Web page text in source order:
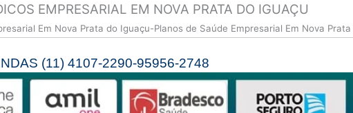
EMPRESARIAL EM NOVA PRATA DO IGUAÇU
Em Nova Prata do Iguaçu-Planos de Saúde Empresarial Em Nova
(11) 4107-2290-95956-2748